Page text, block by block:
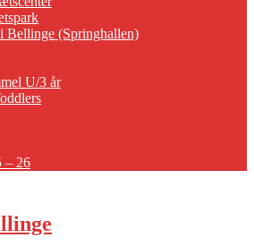
Bellinge (Springhallen)
U/3 år
– 26